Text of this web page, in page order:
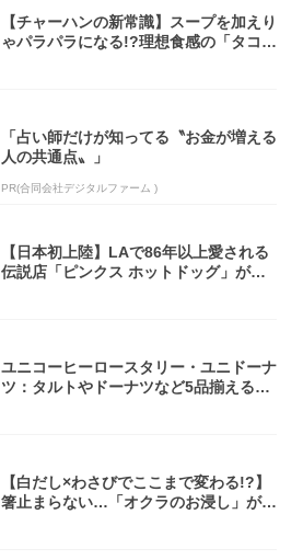
【チャーハンの新常識】スープを加えり
ゃパラパラになる!?理想食感の「タコチ
「占い師だけが知ってる〝お金が増える
人の共通点〟」
PR(合同会社デジタルファーム )
【日本初上陸】LAで86年以上愛される
伝説店「ピンクス ホットドッグ」が年
ユニコーヒーロースタリー・ユニドーナ
ツ：タルトやドーナツなど5品揃える
【白だし×わさびでここまで変わる!?】
箸止まらない…「オクラのお浸し」がス